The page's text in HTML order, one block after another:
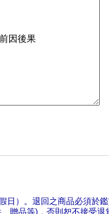
日）。退回之商品必須於
贈品等)，否則恕不接受退